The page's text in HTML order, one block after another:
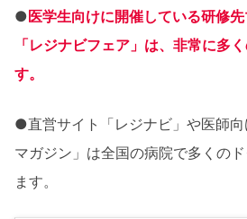
●医学生向けに開催している研修
「レジナビフェア」は、非常に多
す。
●直営サイト「レジナビ」や医師
マガジン」は全国の病院で多くの
ます。